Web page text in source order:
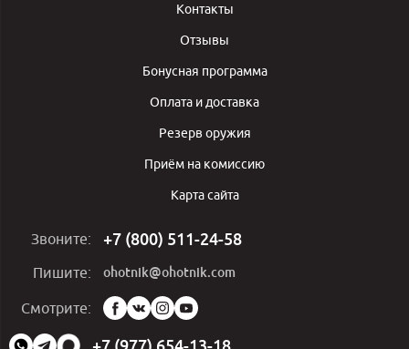
Контакты
Отзывы
Бонусная программа
Оплата и доставка
Резерв оружия
Приём на комиссию
Карта сайта
Звоните: +7 (800) 511-24-58
Пишите: ohotnik@ohotnik.com
Смотрите:
Мы
в
социальных